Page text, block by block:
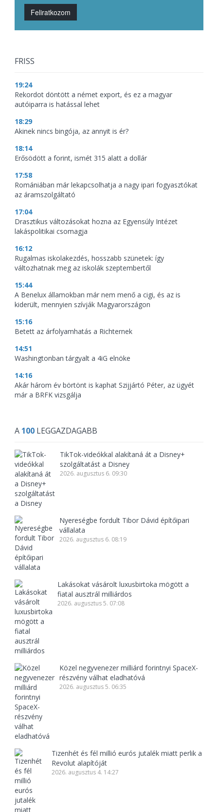
Feliratkozom
FRISS
19:24
Rekordot döntött a német export, és ez a magyar
autóiparra is hatással lehet
18:29
Akinek nincs bingója, az annyit is ér?
18:14
Erősödött a forint, ismét 315 alatt a dollár
17:58
Romániában már lekapcsolhatja a nagy ipari fogyasztókat
az áramszolgáltató
17:04
Drasztikus változásokat hozna az Egyensúly Intézet
lakáspolitikai csomagja
16:12
Rugalmas iskolakezdés, hosszabb szünetek: így
változhatnak meg az iskolák szeptembertől
15:44
A Benelux államokban már nem menő a cigi, és az is
kiderült, mennyien szívják Magyarországon
15:16
Betett az árfolyamhatás a Richternek
14:51
Washingtonban tárgyalt a 4iG elnöke
14:16
Akár három év börtönt is kaphat Szijjártó Péter, az ügyét
már a BRFK vizsgálja
A 100 LEGGAZDAGABB
TikTok-videókkal alakítaná át a Disney+
szolgáltatást a Disney
2026. augusztus 6. 09:30
Nyereségbe fordult Tibor Dávid építőipari
vállalata
2026. augusztus 6. 08:19
Lakásokat vásárolt luxusbirtoka mögött a
fiatal ausztrál milliárdos
2026. augusztus 5. 07:08
Közel negyvenezer milliárd forintnyi SpaceX-
részvény válhat eladhatóvá
2026. augusztus 5. 06:35
Tizenhét és fél millió eurós jutalék miatt perlik a
Revolut alapítóját
2026. augusztus 4. 14:27